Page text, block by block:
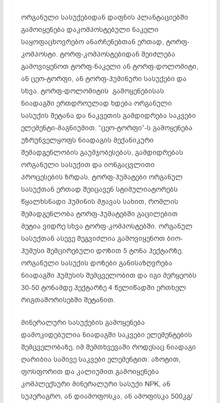
ორგანული სასუქებიდან დაფნის პლანტაციებში
გამოიყენება დაკომპოსტებული ნაკელი
საყოფაცხოვრებო ანარჩენებთან ერთად, ტორფ-
კომპოსტი. ტორფ-კომპოსტებიდან შეიძლება
გამოვიყენოთ ტორფ-ნაკელი ან ტორფ-დოლომიტი,
ან ცეო-ტორფი, ან ტორფ-ჰუმინური სასუქები და
სხვა. ტორფ-დოლომიტის გამოყენებისას
ნიადაგში ერთდროულად ხდება ორგანული
სასუქის შეტანა და ნაკვეთის გამდიდრება საკვები
ელემენტი-მაგნიუმით. “ცეო-ტორფი”-ს გამოყენება
უზრუნველყოფს ნიადაგის მექანიკური
შემადგენლობის გაუმჯობესებას, გამდიდრებას
ორგანული სასუქით და იონგაცვლითი
პროცესების ზრდას. ტორფ-ჰუმატები ორგანულ
სასუქთან ერთად შეიცავენ სტიმულიატორებს
წყალხსნადი ჰუმინის მჟავას სახით, რომლის
შემადგენლობა ტორფ-ჰუმატებში გაცილებით
მეტია ვიდრე სხვა ტორფ-კომპოსტებში. ორგანულ
სასუქთან ასევე შეგვიძლია გამოვიყენოთ ბიო-
ჰუმუსი შემცირებული დოზით 5 ტონა ჰექტარზე.
ორგანული სასუქის დოზები განისაზღვრება
ნიადაგში ჰუმუსის შემცველობით და იგი მერყეობს
30-50 ტონამდე ჰექტარზე 4 წელიწადში ერთხელ
რიგთაშორისებში შეტანით.
მინერალური სასუქების გამოყენება
დამოკიდებულია ნიადაგში საკვები ელემენტების
შემცველობაზე, იმ შემთხვევაში როდესაც ნიადაგი
ღარიბია სამივე საკვები ელემენტით: აზოტით,
ფოსფორით და კალიუმით გამოიყენება
კომპლექსური მინერალური სასუქი NPK, ან
სუპერაგრო, ან დიამოფოსკა, ან ამოფისკა 500კგ/